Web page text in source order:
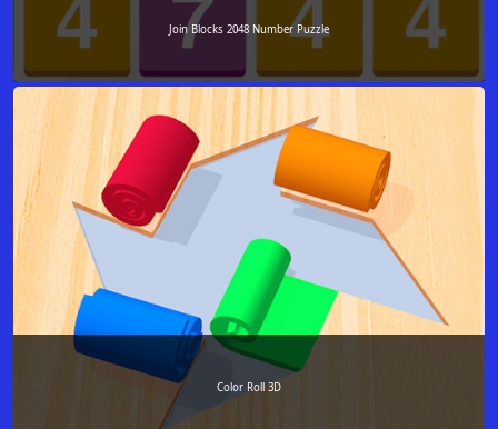
Join Blocks 2048 Number Puzzle
Color Roll 3D